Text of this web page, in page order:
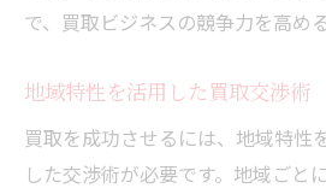
で、買取ビジネスの競争力を高め
地域特性を活用した買取交渉術
買取を成功させるには、地域特性
した交渉術が必要です。地域ごと